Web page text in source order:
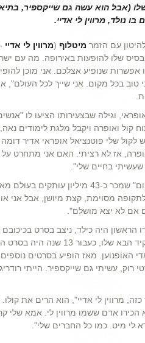
(אבל הוא עשה גם שייקספיר,
נולד, מרווין לי אדיי.
מיטלוף (מרווין לי אדיי
הבסיס שלו להופעות באירופה. מה עם
אפשרות שנופיע אצלכם. אני מוכן
טוב בכל מקום. אני שייך לכל העולם",
וגילה שבצעירותו הציעו לו
שלי פוטנציאל אופראי אדיר דומה
אז לא רציתי. האם אני מתחרט על
בחיים שלי".
על אלבומו המצליח "עטלף מהגיהנום" שמכר כ-43 מיליון עותקים
לתקופה מסוימת, קצת מיושן, אבל אני
אם לא יצא מושלם".
היה כילד, ניצב בסרט
. התפקיד הבא שלו, כעבור 13 שנה
האופנוען. מאז הופיע בסרטים
רוק, עשיתי גם שייקספיר. הייתי
מרווין לי אדיי", הוא הרים את
הכירו אדם ששמו מרווין לי. אמא שלי
לי מיט. כמו כל החברים שלי".